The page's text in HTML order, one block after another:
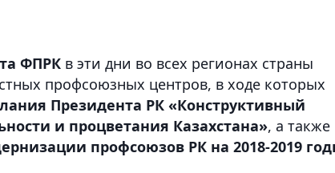
ФПРК в эти дни во всех регионах страны
профсоюзных центров, в ходе которых
Президента РК «Конструктивный
и процветания Казахстана», а также
профсоюзов РК на 2018-2019